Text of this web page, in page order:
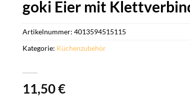
goki Eier mit
11,50€
Artikelnummer:4013594515115
Kategorie: Küchenzubehör